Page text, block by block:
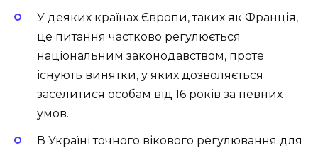
У деяких країнах Європи, таких як Франція,
це питання частково регулюється
національним законодавством, проте
існують винятки, у яких дозволяється
заселитися особам від 16 років за певних
умов.
В Україні точного вікового регулювання для